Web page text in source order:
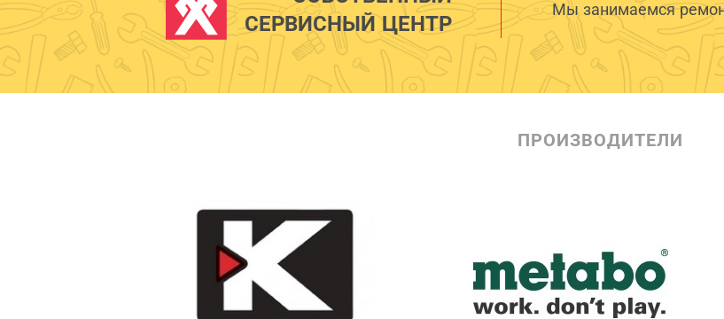
СЕРВИСНЫЙ ЦЕНТР
Мы занимаемся
ПРОИЗВОДИТЕЛИ